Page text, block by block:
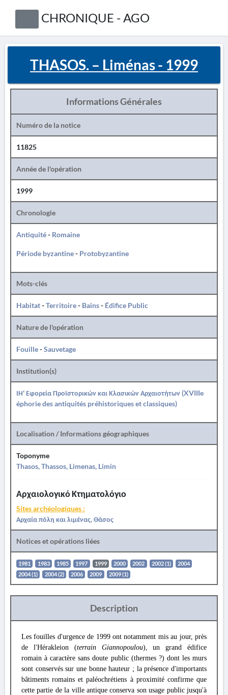
CHRONIQUE - AGO
THASOS. – Liménas - 1999
Informations Générales
Numéro de la notice
11825
Année de l'opération
1999
Chronologie
Antiquité- Romaine
Période byzantine- Protobyzantine
Mots-clés
Habitat-Territoire- Bains- Édifice Public
Nature de l'opération
Fouille-Sauvetage
Institution(s)
ΙΗ' Εφορεία Προϊστορικών και Κλασικών Αρχαιοτήτων (XVIIIe
éphorie des antiquités préhistoriques et classiques)
Localisation / Informations géographiques
Toponyme
Thasos, Thassos, Limenas, Limin
Αρχαιολογικό Κτηματολόγιο
Sites archéologiques :
Αρχαία πόλη και λιμένας, Θάσος
Notices et opérations liées
1981 1983 1985 1997 1999 2000 2002 2002 (1)
2004
2004 (1)
2004 (2) 2006 2009 2009 (1)
Description
Les fouilles d'urgence de 1999 ont notamment mis au jour, près
de l'Hérakleion (terrain Giannopoulou), un grand édifice
romain à caractère sans doute public (thermes ?) dont les murs
sont conservés sur une bonne hauteur ; la présence d'importants
bâtiments romains et paléochrétiens à proximité confirme que
cette partie de la ville antique conserva son usage public jusqu'à